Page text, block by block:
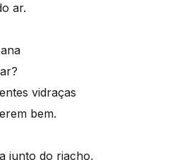
ar.
vidraças
bem.
junto do riacho,